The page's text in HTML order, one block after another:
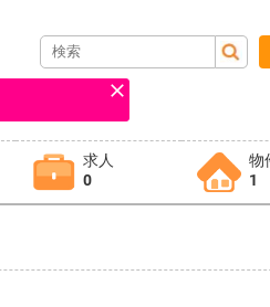
求人
0
物
1